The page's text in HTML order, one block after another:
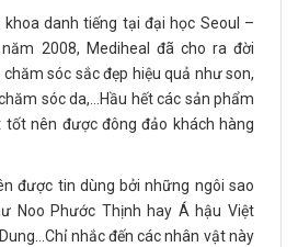
danh tiếng tại đại học Seoul –
2008, Mediheal đã cho ra đời
sóc sắc đẹp hiệu quả như son,
sóc da,…Hầu hết các sản phẩm
nên được đông đảo khách hàng
được tin dùng bởi những ngôi sao
Noo Phước Thịnh hay Á hậu Việt
nhắc đến các nhân vật này